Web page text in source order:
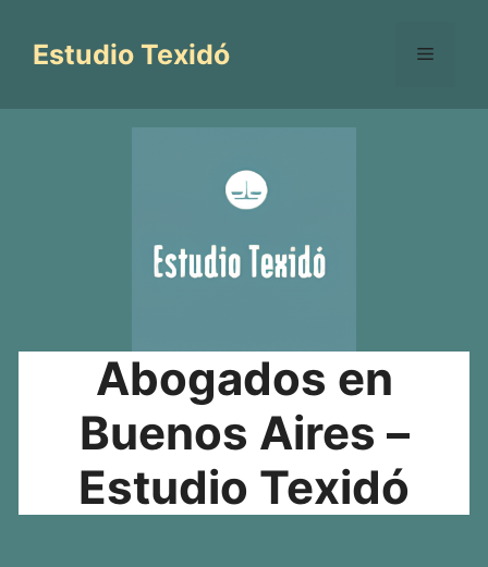
contenido
Estudio Texidó Menú
Abogados en
Buenos Aires –
Estudio Texidó